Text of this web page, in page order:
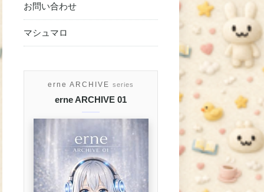
お問い合わせ
マシュマロ
erne ARCHIVE series
erne ARCHIVE 01